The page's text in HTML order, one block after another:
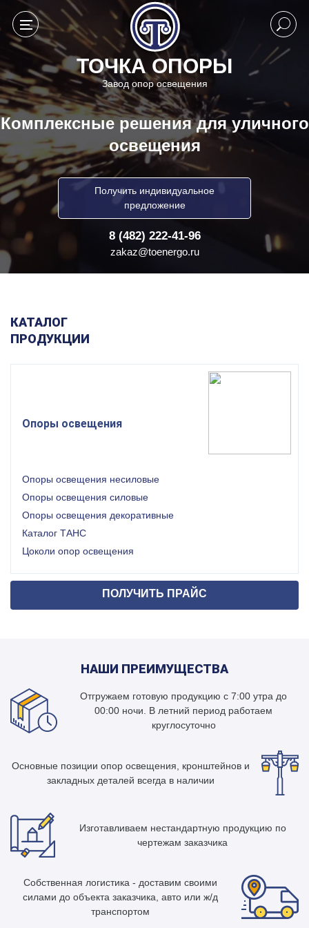
ТОЧКА ОПОРЫ
Завод опор освещения
Комплексные решения для уличного
освещения
Получить индивидуальное
предложение
8 (482) 222-41-96
zakaz@toenergo.ru
КАТАЛОГ
ПРОДУКЦИИ
Опоры освещения
Опоры освещения несиловые
Опоры освещения силовые
Опоры освещения декоративные
Каталог ТАНС
Цоколи опор освещения
ПОЛУЧИТЬ ПРАЙС
НАШИ ПРЕИМУЩЕСТВА
Отгружаем готовую продукцию с 7:00 утра до
00:00 ночи. В летний период работаем
круглосуточно
Основные позиции опор освещения, кронштейнов и
закладных деталей всегда в наличии
Изготавливаем нестандартную продукцию по
чертежам заказчика
Собственная логистика - доставим своими
силами до объекта заказчика, авто или ж/д
транспортом